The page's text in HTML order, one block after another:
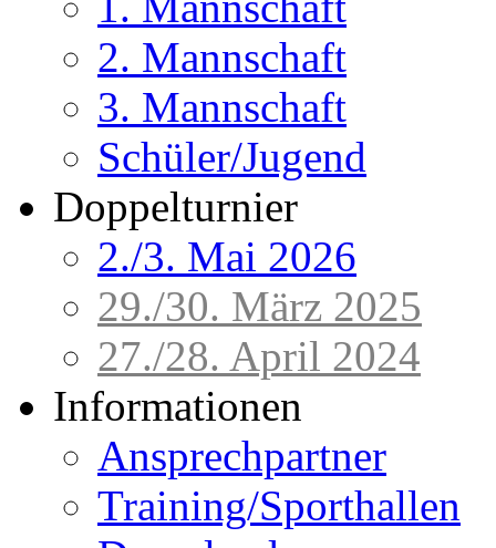
1. Mannschaft
2. Mannschaft
3. Mannschaft
Schüler/Jugend
Doppelturnier
2./3. Mai 2026
29./30. März 2025
27./28. April 2024
Informationen
Ansprechpartner
Training/Sporthallen